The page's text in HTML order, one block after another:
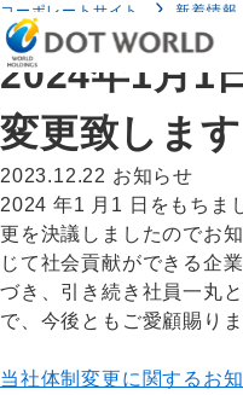
コーポレートサイト 新着情報
2024年1月1
変更致します
2023.12.22 お知らせ
2024 年1 月1 日をもちま
更を決議しましたのでお
じて社会貢献ができる企
づき、引き続き社員一丸
で、今後ともご愛顧賜り
当社体制変更に関するお